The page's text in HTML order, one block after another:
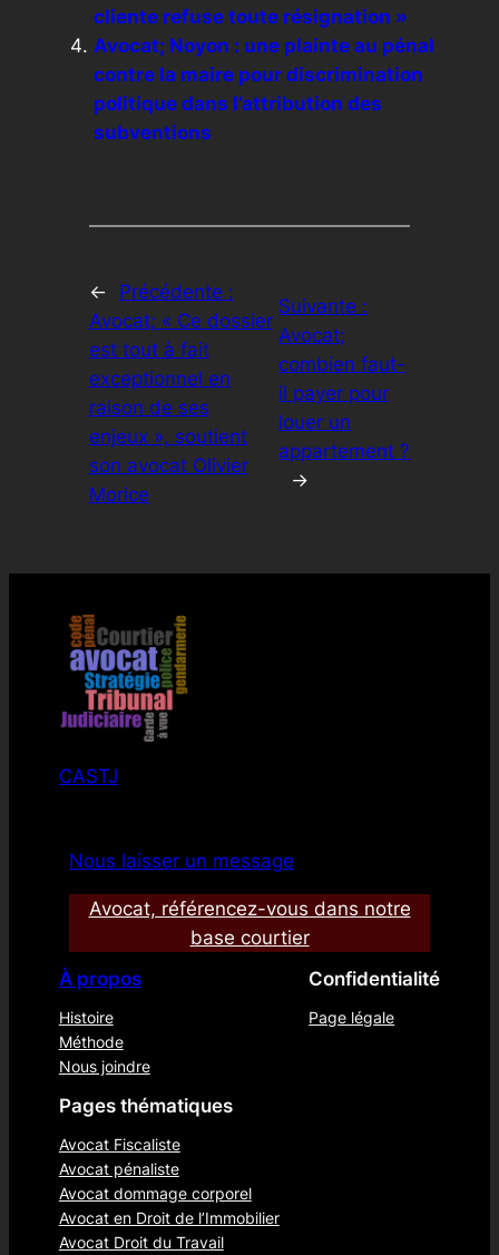
cliente refuse toute résignation »
Avocat; Noyon : une plainte au pénal
contre la maire pour discrimination
politique dans l’attribution des
subventions
←
Précédente :
Avocat; « Ce dossier
est tout à fait
exceptionnel en
raison de ses
enjeux », soutient
son avocat Olivier
Morice
Suivante :
Avocat;
combien faut-
il payer pour
louer un
appartement ?
→
CASTJ
Nous laisser un message
Avocat, référencez-vous dans notre
base courtier
À propos
Histoire
Méthode
Nous joindre
Confidentialité
Page légale
Pages thématiques
Avocat Fiscaliste
Avocat pénaliste
Avocat dommage corporel
Avocat en Droit de l’Immobilier
Avocat Droit du Travail